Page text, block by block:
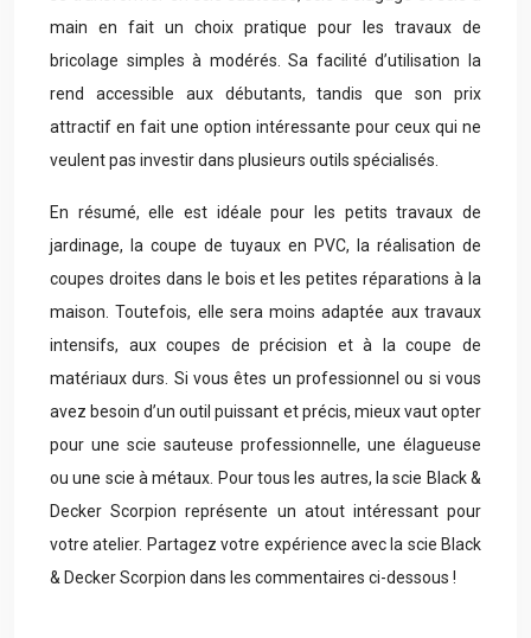
main en fait un choix pratique pour les travaux de
bricolage simples à modérés. Sa facilité d’utilisation la
rend accessible aux débutants, tandis que son prix
attractif en fait une option intéressante pour ceux qui ne
veulent pas investir dans plusieurs outils spécialisés.
En résumé, elle est idéale pour les petits travaux de
jardinage, la coupe de tuyaux en PVC, la réalisation de
coupes droites dans le bois et les petites réparations à la
maison. Toutefois, elle sera moins adaptée aux travaux
intensifs, aux coupes de précision et à la coupe de
matériaux durs. Si vous êtes un professionnel ou si vous
avez besoin d’un outil puissant et précis, mieux vaut opter
pour une scie sauteuse professionnelle, une élagueuse
ou une scie à métaux. Pour tous les autres, la scie Black &
Decker Scorpion représente un atout intéressant pour
votre atelier. Partagez votre expérience avec la scie Black
& Decker Scorpion dans les commentaires ci-dessous !